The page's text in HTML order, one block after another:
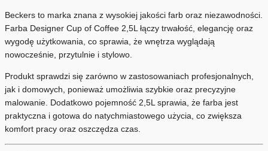
Beckers to marka znana z wysokiej jakości farb oraz niezawodności.
Farba Designer Cup of Coffee 2,5L łączy trwałość, elegancję oraz
wygodę użytkowania, co sprawia, że wnętrza wyglądają
nowocześnie, przytulnie i stylowo.
Produkt sprawdzi się zarówno w zastosowaniach profesjonalnych,
jak i domowych, ponieważ umożliwia szybkie oraz precyzyjne
malowanie. Dodatkowo pojemność 2,5L sprawia, że farba jest
praktyczna i gotowa do natychmiastowego użycia, co zwiększa
komfort pracy oraz oszczędza czas.